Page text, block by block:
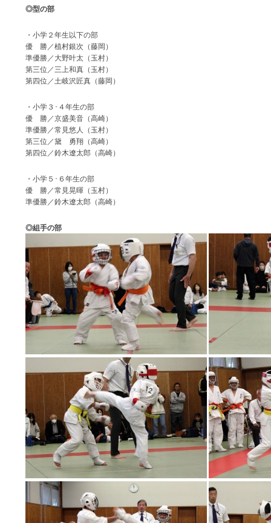
◎型の部
・小学２年生以下の部
優 勝／植村銀次（藤岡）
準優勝／大野叶太（玉村）
第三位／三上和真（玉村）
第四位／土岐沢匠真（藤岡）
・小学３･４年生の部
優 勝／京盛美音（高崎）
準優勝／常見悠人（玉村）
第三位／黛 勇翔（高崎）
第四位／鈴木遼太郎（高崎）
・小学５･６年生の部
優 勝／常見晃暉（玉村）
準優勝／鈴木遼太郎（高崎）
◎組手の部